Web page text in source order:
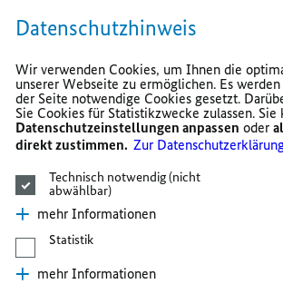
Datenschutzhinweis
Wir verwenden Cookies, um Ihnen die
unserer Webseite zu ermöglichen. Es
der Seite notwendige Cookies gesetzt.
Sie Cookies für Statistikzwecke zulassen. Sie
Datenschutzeinstellungen anpassen oder
direkt zustimmen.Zur
Technisch notwendig (nicht
abwählbar)
mehr Informationen
Statistik
mehr Informationen